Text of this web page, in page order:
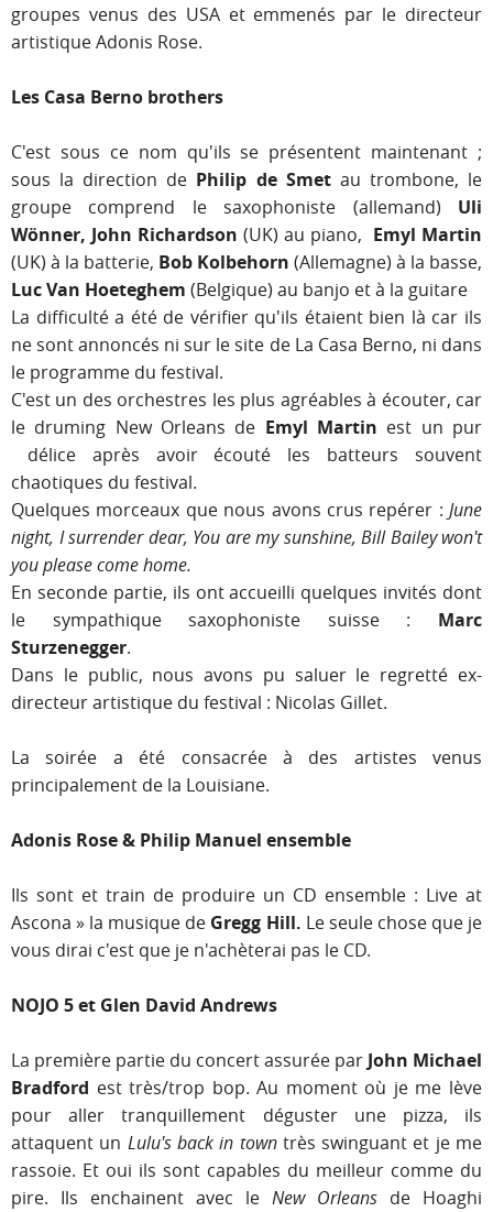
groupes venus des USA et emmenés par le directeur
artistique Adonis Rose.
Les Casa Berno brothers
C'est sous ce nom qu'ils se présentent maintenant ;
sous la direction de Philip de Smetau trombone, le
groupe comprend le saxophoniste (allemand) Uli
Wönner, John Richardson (UK) au piano, Emyl Martin
(UK) à la batterie, Bob Kolbehorn (Allemagne) à la basse,
Luc Van Hoeteghem (Belgique) au banjo et à la guitare
La difficulté a été de vérifier qu'ils étaient bien là car ils
ne sont annoncés ni sur le site de La Casa Berno, ni dans
le programme du festival.
C'est un des orchestres les plus agréables à écouter, car
le druming New Orleans de Emyl Martin est un pur
délice après avoir écouté les batteurs souvent
chaotiques du festival.
Quelques morceaux que nous avons crus repérer : June
night, I surrender dear, You are my sunshine, Bill Bailey won't
you please come home.
En seconde partie, ils ont accueilli quelques invités dont
le sympathique saxophoniste suisse : Marc
Sturzenegger.
Dans le public, nous avons pu saluer le regretté ex-
directeur artistique du festival : Nicolas Gillet.
La soirée a été consacrée à des artistes venus
principalement de la Louisiane.
Adonis Rose & Philip Manuel ensemble
Ils sont et train de produire un CD ensemble : Live at
Ascona » la musique de Gregg Hill. Le seule chose que je
vous dirai c'est que je n'achèterai pas le CD.
NOJO 5 et Glen David Andrews
La première partie du concert assurée par John Michael
Bradford est très/trop bop. Au moment où je me lève
pour aller tranquillement déguster une pizza, ils
attaquent un Lulu's back in town très swinguant et je me
rassoie. Et oui ils sont capables du meilleur comme du
pire. Ils enchainent avec le New Orleans de Hoaghi